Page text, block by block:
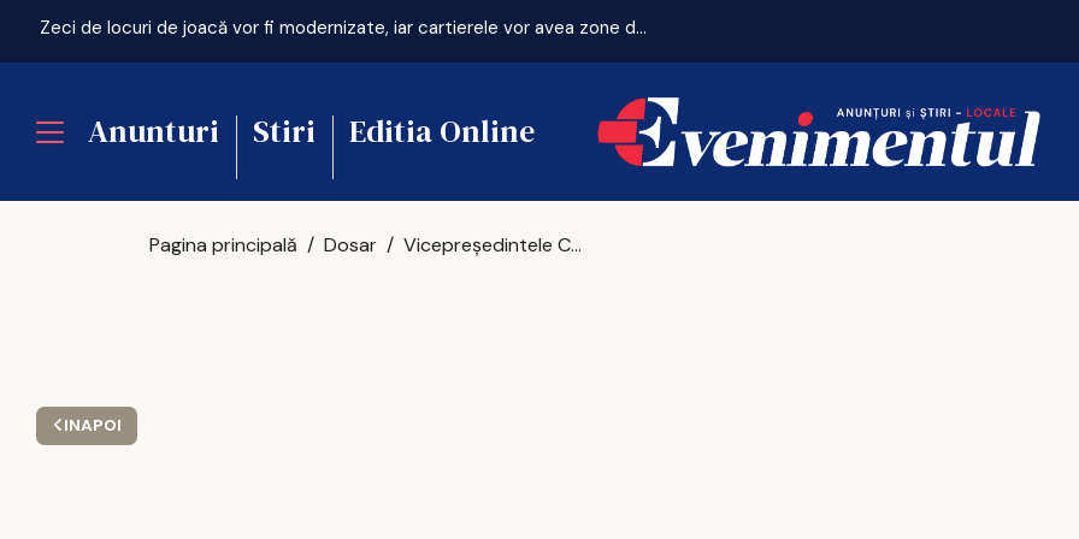
Zeci de locuri de joacă vor fi modernizate, iar cartierele vor avea zone de fitness
Anunturi Stiri Editia Online
INAPOI
Pagina principală Dosar Vicepreședintele CNSAS, avertisment în cazul lui Călin Georgescu: 'Ce se întâmplă este doar începutul / Va fi zbatere, dar adevărul va ieși la suprafață'